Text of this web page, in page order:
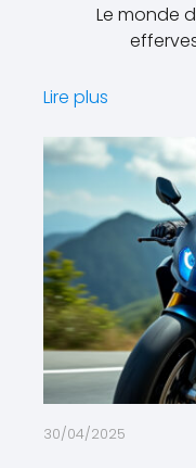
Le monde
Lire plus
30/04/2025